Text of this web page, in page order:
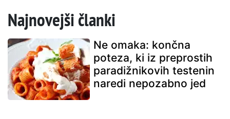
Najnovejši članki
Ne omaka: končna
poteza, ki iz preprostih
paradižnikovih testenin
naredi nepozabno jed